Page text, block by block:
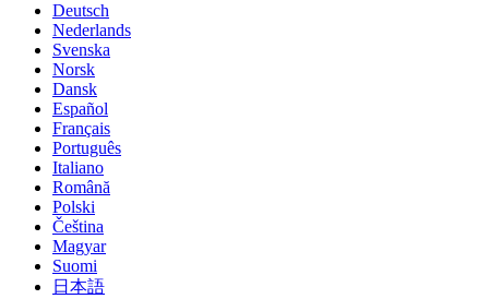
Deutsch
Nederlands
Svenska
Norsk
Dansk
Español
Français
Português
Italiano
Română
Polski
Čeština
Magyar
Suomi
日本語